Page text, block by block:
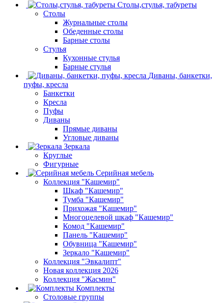
Столы,стулья, табуреты
Столы
Журнальные столы
Обеденные столы
Барные столы
Стулья
Кухонные стулья
Барные стулья
Диваны, банкетки,
пуфы, кресла
Банкетки
Кресла
Пуфы
Диваны
Прямые диваны
Угловые диваны
Зеркала
Круглые
Фигурные
Серийная мебель
Коллекция "Кашемир"
Шкаф "Кашемир"
Тумба "Кашемир"
Прихожая "Кашемир"
Многоцелевой шкаф "Кашемир"
Комод "Кашемир"
Панель "Кашемир"
Обувница "Кашемир"
Зеркало "Кашемир"
Коллекция "Эвкалипт"
Новая коллекция 2026
Коллекция "Жасмин"
Комплекты
Столовые группы